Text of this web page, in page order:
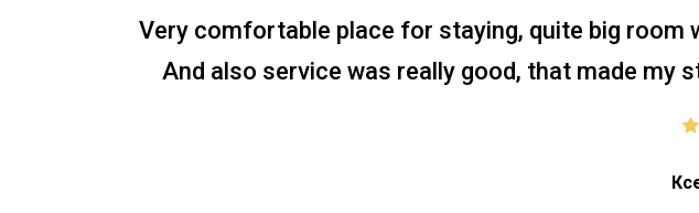
Very comfortable place for staying, quite big
And also service was really good, that made my